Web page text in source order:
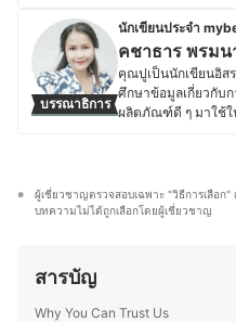
ชำนาญด้านการตอน
หลายชนิด ทำให้คุณแ
ขนาดพื้นที่ 21 ไร่ ร
แล้วคุณแป๋มชอบการ
อากาศ ซึ่งต้นไม้ที่พ
คือ ตระกูลฟิโลเดนด
สมกับประเภทและล
วัสดุอุปกรณ์ ตลอดจ
บรรณาธิการ
นักเขียนประจำ
คชาธาร พรมน
คุณปูเป็นนักเขียนอิส
ศึกษาข้อมูลเกี่ยวกับก
ผลิตภัณฑ์ดี ๆ มาใช้ใ
ขายด้วยตัวเองและเ
แขวนกระถางต้นไม้ใ
มีบ่อเลี้ยงปลา หมักปุ๋
ผู้เชี่ยวชาญตรวจสอบเฉพาะ "วิธีการเลือก
บทความไม่ได้ถูกเลือกโดยผู้เชี่ยวชาญ
สารบัญ
Why You Can Trust Us